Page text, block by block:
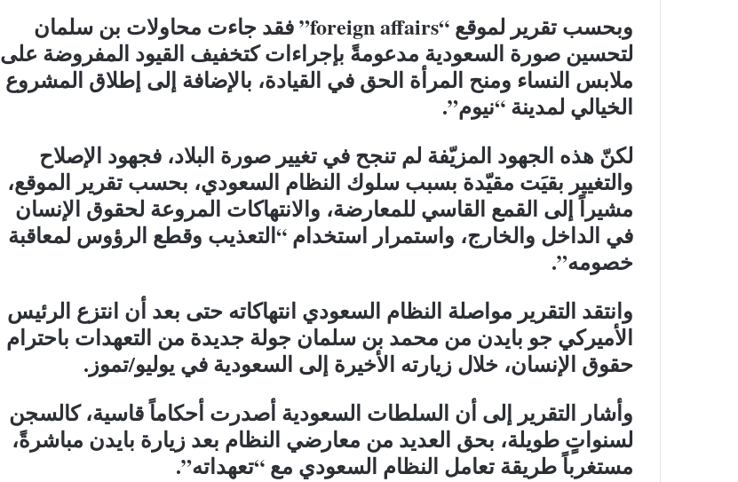
وبحسب تقرير لموقع “foreign affairs” فقد جاءت محاولات بن سلمان
لتحسين صورة السعودية مدعومةً بإجراءات كتخفيف القيود المفروضة على
ملابس النساء ومنح المرأة الحق في القيادة، بالإضافة إلى إطلاق المشروع
الخيالي لمدينة “نيوم”.
لكنّ هذه الجهود المزيّفة لم تنجح في تغيير صورة البلاد، فجهود الإصلاح
والتغيير بقيَت مقيّدة بسبب سلوك النظام السعودي، بحسب تقرير الموقع،
مشيراً إلى القمع القاسي للمعارضة، والانتهاكات المروعة لحقوق الإنسان
في الداخل والخارج، واستمرار استخدام “التعذيب وقطع الرؤوس لمعاقبة
خصومه”.
وانتقد التقرير مواصلة النظام السعودي انتهاكاته حتى بعد أن انتزع الرئيس
الأميركي جو بايدن من محمد بن سلمان جولة جديدة من التعهدات باحترام
حقوق الإنسان، خلال زيارته الأخيرة إلى السعودية في يوليو/تموز.
وأشار التقرير إلى أن السلطات السعودية أصدرت أحكاماً قاسية، كالسجن
لسنواتٍ طويلة، بحق العديد من معارضي النظام بعد زيارة بايدن مباشرةً،
مستغرباً طريقة تعامل النظام السعودي مع “تعهداته”.